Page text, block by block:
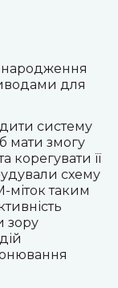
народження
для
систему
мати змогу
корегувати її
схему
міток таким
зору